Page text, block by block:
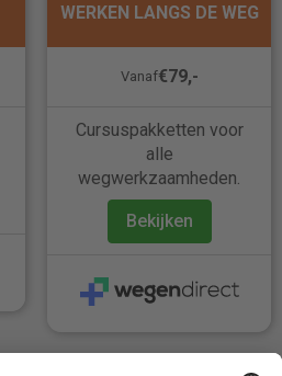
WERKEN LANGS DE WEG
Vanaf€79,-
Cursuspakketten voor
alle
wegwerkzaamheden.
Bekijken